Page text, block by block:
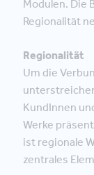
Modulen. Die
Regionalität
Regionalität
Um die
KundInnen
Werke
ist regionale
zentrales